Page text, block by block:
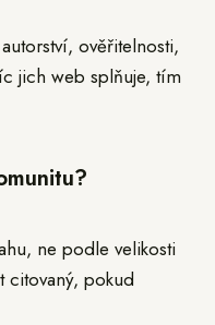
ověřitelnosti,
jich web splňuje, tím
ne podle velikosti
citovaný, pokud